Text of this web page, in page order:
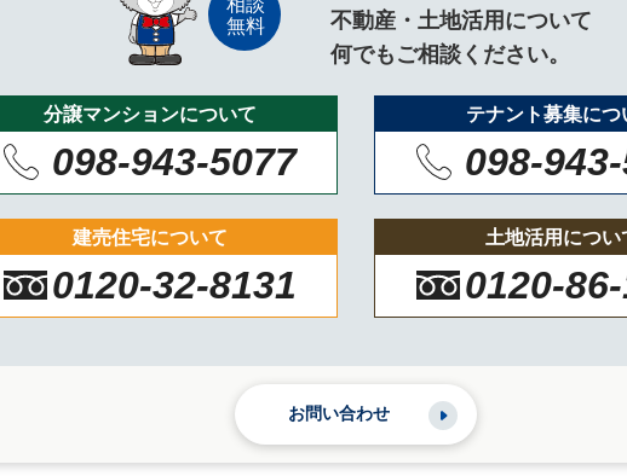
不動産・土地活用について
何でもご相談ください。
分譲マンションについて
098-943-5077
テナント募集につ
098-
建売住宅について
0120-32-8131
土地活用につい
0120-
お問い合わせ